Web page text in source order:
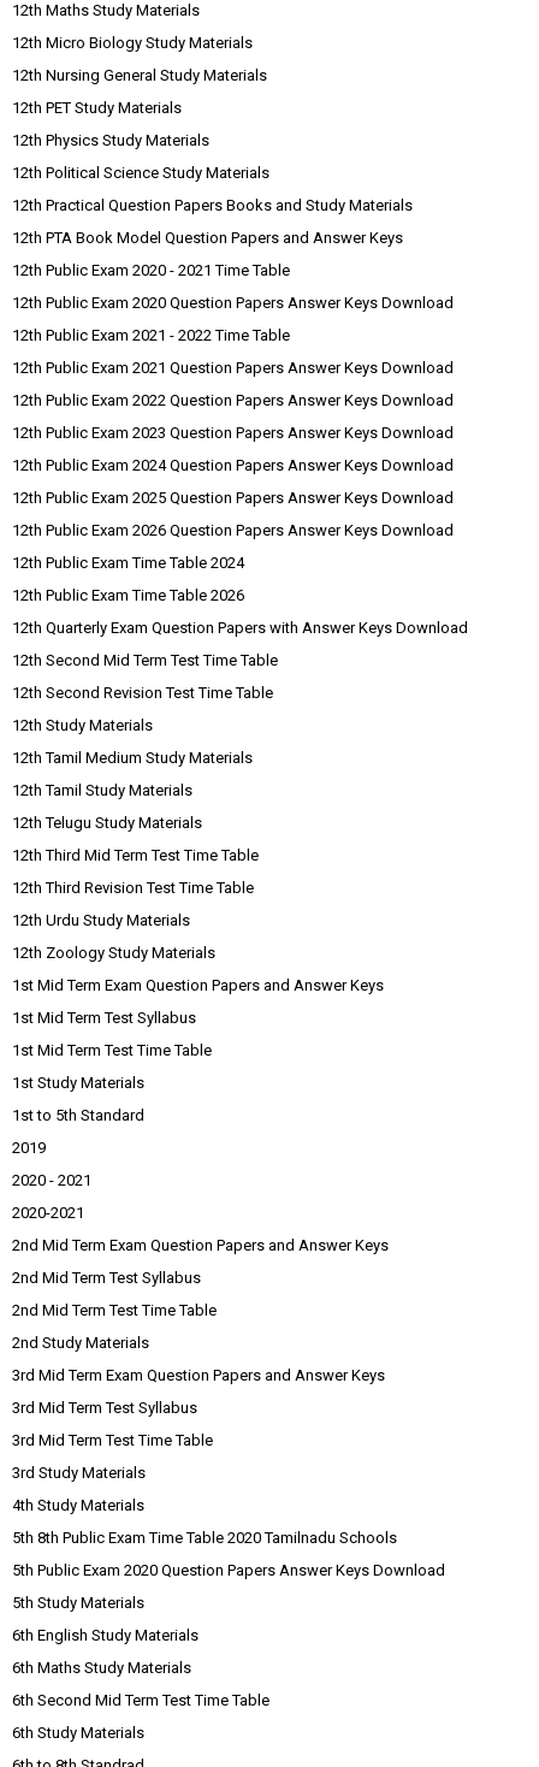
12th Maths Study Materials
12th Micro Biology Study Materials
12th Nursing General Study Materials
12th PET Study Materials
12th Physics Study Materials
12th Political Science Study Materials
12th Practical Question Papers Books and Study Materials
12th PTA Book Model Question Papers and Answer Keys
12th Public Exam 2020 - 2021 Time Table
12th Public Exam 2020 Question Papers Answer Keys Download
12th Public Exam 2021 - 2022 Time Table
12th Public Exam 2021 Question Papers Answer Keys Download
12th Public Exam 2022 Question Papers Answer Keys Download
12th Public Exam 2023 Question Papers Answer Keys Download
12th Public Exam 2024 Question Papers Answer Keys Download
12th Public Exam 2025 Question Papers Answer Keys Download
12th Public Exam 2026 Question Papers Answer Keys Download
12th Public Exam Time Table 2024
12th Public Exam Time Table 2026
12th Quarterly Exam Question Papers with Answer Keys Download
12th Second Mid Term Test Time Table
12th Second Revision Test Time Table
12th Study Materials
12th Tamil Medium Study Materials
12th Tamil Study Materials
12th Telugu Study Materials
12th Third Mid Term Test Time Table
12th Third Revision Test Time Table
12th Urdu Study Materials
12th Zoology Study Materials
1st Mid Term Exam Question Papers and Answer Keys
1st Mid Term Test Syllabus
1st Mid Term Test Time Table
1st Study Materials
1st to 5th Standard
2019
2020 - 2021
2020-2021
2nd Mid Term Exam Question Papers and Answer Keys
2nd Mid Term Test Syllabus
2nd Mid Term Test Time Table
2nd Study Materials
3rd Mid Term Exam Question Papers and Answer Keys
3rd Mid Term Test Syllabus
3rd Mid Term Test Time Table
3rd Study Materials
4th Study Materials
5th 8th Public Exam Time Table 2020 Tamilnadu Schools
5th Public Exam 2020 Question Papers Answer Keys Download
5th Study Materials
6th English Study Materials
6th Maths Study Materials
6th Second Mid Term Test Time Table
6th Study Materials